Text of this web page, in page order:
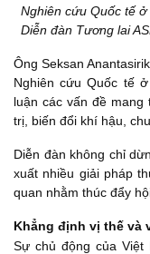
Nghiên cứu Quốc tế
Diễn đàn Tương lai
Ông Seksan
Nghiên cứu Quốc tế
luận các vấn đề
trị, biến đổi khí hậu,
Diễn đàn không chỉ
xuất nhiều giải pháp
quan nhằm thúc đẩy
Khẳng định vị thế và
Sự chủ động của